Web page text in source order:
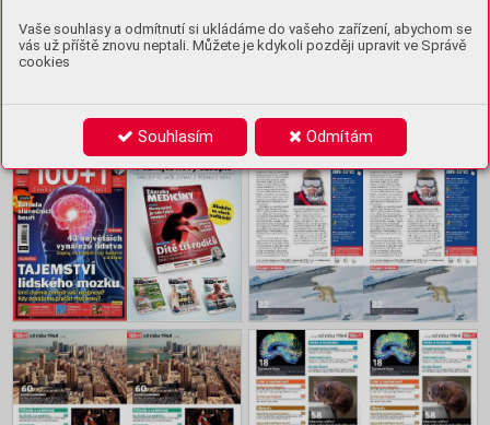
Vaše souhlasy a odmítnutí si ukládáme do vašeho zařízení, abychom se
vás už příště znovu neptali. Můžete je kdykoli později upravit ve Správě
cookies
Souhlasím Odmítám
Koupit archiv
Obsah